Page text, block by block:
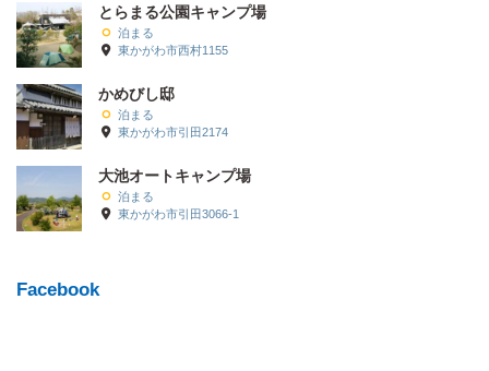
とらまる公園キャンプ場
泊まる
東かがわ市西村1155
かめびし邸
泊まる
東かがわ市引田2174
大池オートキャンプ場
泊まる
東かがわ市引田3066-1
Facebook